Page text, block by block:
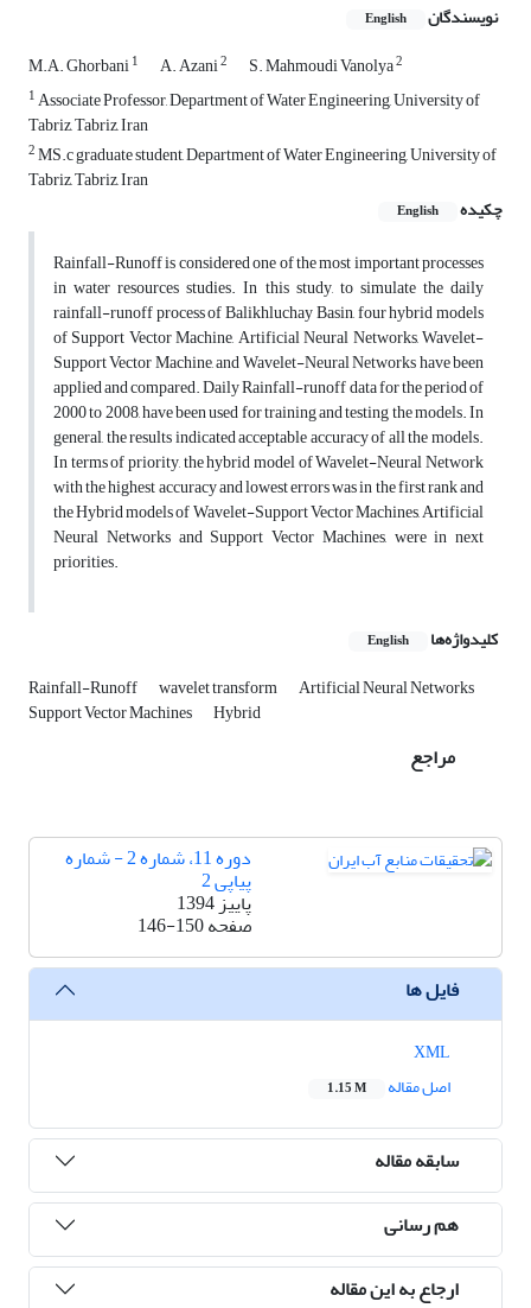
نویسندگان English
M.A. Ghorbani1 A. Azani2 S. Mahmoudi Vanolya2
1Associate Professor, Department of Water Engineering, University of
Tabriz, Tabriz, Iran
2MS.c graduate student, Department of Water Engineering, University of
Tabriz, Tabriz, Iran
چکیده
English
Rainfall-Runoff is considered one of the most important processes
in water resources studies. In this study, to simulate the daily
rainfall-runoff process of Balikhluchay Basin, four hybrid models
of Support Vector Machine, Artificial Neural Networks, Wavelet-
Support Vector Machine, and Wavelet-Neural Networks have been
applied and compared. Daily Rainfall-runoff data for the period of
2000 to 2008, have been used for training and testing the models. In
general, the results indicated acceptable accuracy of all the models.
In terms of priority, the hybrid model of Wavelet-Neural Network
with the highest accuracy and lowest errors was in the first rank and
the Hybrid models of Wavelet-Support Vector Machines, Artificial
Neural Networks and Support Vector Machines, were in next
priorities.
کلیدواژه‌ها English
Rainfall-Runoff wavelet transform Artificial Neural Networks
Support Vector Machines Hybrid
مراجع
دوره 11، شماره 2 - شماره
پیاپی 2
پاییز 1394
صفحه146-150
فایل ها
اصل مقاله
1.15 M
سابقه مقاله
هم رسانی
ارجاع به این مقاله